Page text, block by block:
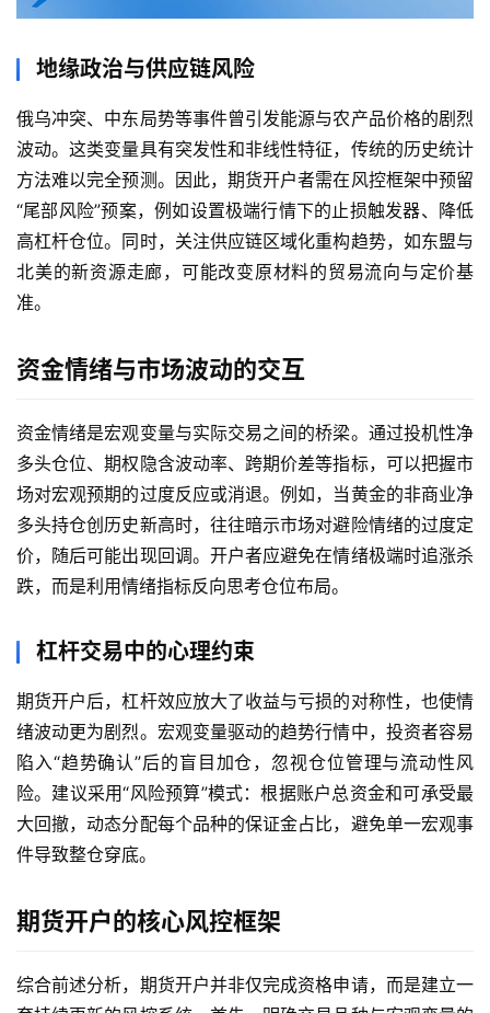
油
期
货
国
际
指
地缘政治与供应链风险
俄乌冲突、中东局势等事件曾引发能源与农产品价格的剧烈
波动。这类变量具有突发性和非线性特征，传统的历史统计
方法难以完全预测。因此，期货开户者需在风控框架中预留
“尾部风险”预案，例如设置极端行情下的止损触发器、降低
高杠杆仓位。同时，关注供应链区域化重构趋势，如东盟与
北美的新资源走廊，可能改变原材料的贸易流向与定价基
准。
资金情绪与市场波动的交互
资金情绪是宏观变量与实际交易之间的桥梁。通过投机性净
多头仓位、期权隐含波动率、跨期价差等指标，可以把握市
场对宏观预期的过度反应或消退。例如，当黄金的非商业净
多头持仓创历史新高时，往往暗示市场对避险情绪的过度定
价，随后可能出现回调。开户者应避免在情绪极端时追涨杀
跌，而是利用情绪指标反向思考仓位布局。
杠杆交易中的心理约束
期货开户后，杠杆效应放大了收益与亏损的对称性，也使情
绪波动更为剧烈。宏观变量驱动的趋势行情中，投资者容易
陷入“趋势确认”后的盲目加仓，忽视仓位管理与流动性风
险。建议采用“风险预算”模式：根据账户总资金和可承受最
大回撤，动态分配每个品种的保证金占比，避免单一宏观事
件导致整仓穿底。
期货开户的核心风控框架
综合前述分析，期货开户并非仅完成资格申请，而是建立一